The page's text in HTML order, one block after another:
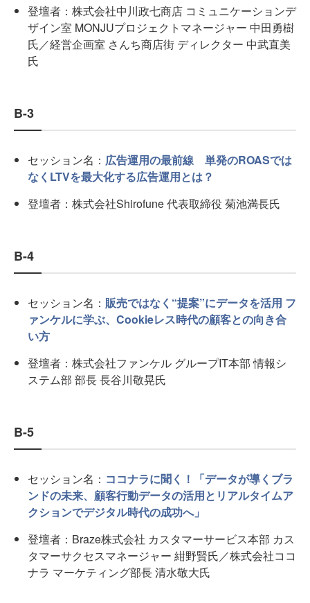
登壇者：株式会社中川政七商店 コミュニケーションデ
ザイン室 MONJUプロジェクトマネージャー 中田勇樹
氏／経営企画室 さんち商店街 ディレクター 中武直美
氏
B-3
セッション名： 広告運用の最前線 単発のROASでは
なくLTVを最大化する広告運用とは？
登壇者：株式会社Shirofune 代表取締役 菊池満長氏
B-4
セッション名： 販売ではなく“提案”にデータを活用 フ
ァンケルに学ぶ、Cookieレス時代の顧客との向き合
い方
登壇者：株式会社ファンケル グループIT本部 情報シ
ステム部 部長 長谷川敬晃氏
B-5
セッション名： ココナラに聞く！「データが導くブラ
ンドの未来、顧客行動データの活用とリアルタイムア
クションでデジタル時代の成功へ」
登壇者：Braze株式会社 カスタマーサービス本部 カス
タマーサクセスマネージャー 紺野賢氏／株式会社ココ
ナラ マーケティング部長 清水敬大氏